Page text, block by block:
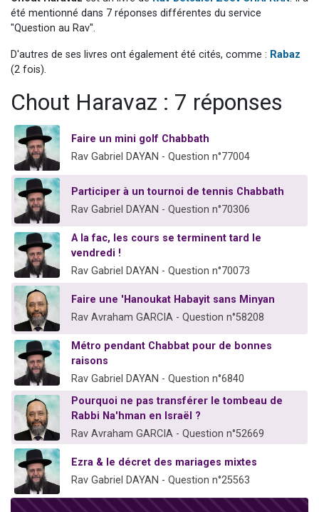
8 personnes viennent de faire un don pour Tsédaka : pauvres d'Israel
4 personnes viennent de nous rejoindre sur WhatsApp
été mentionné dans 7 réponses différentes du service
"Question au Rav".
D'autres de ses livres ont également été cités, comme : Rabaz
(2 fois).
Chout Haravaz : 7 réponses
Faire un mini golf Chabbath
Rav Gabriel DAYAN - Question n°77004
Participer à un tournoi de tennis Chabbath
Rav Gabriel DAYAN - Question n°70306
A la fac, les cours se terminent tard le
vendredi !
Rav Gabriel DAYAN - Question n°70073
Faire une 'Hanoukat Habayit sans Minyan
Rav Avraham GARCIA - Question n°58208
Métro pendant Chabbat pour de bonnes
raisons
Rav Gabriel DAYAN - Question n°6840
Pourquoi ne pas transférer le tombeau de
Rabbi Na'hman en Israël ?
Rav Avraham GARCIA - Question n°52669
Ezra & le décret des mariages mixtes
Rav Gabriel DAYAN - Question n°25563